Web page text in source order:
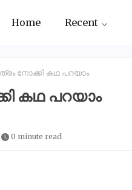
Home Recent
നോക്കി കഥ പറയാം
കഥ പറയാം
0 minute read